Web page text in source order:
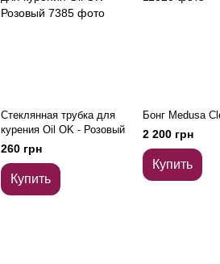
Стеклянная трубка для
курения Oil OK - Розовый
260 грн
Купить
Бонг Medusa
2 200 грн
Купить